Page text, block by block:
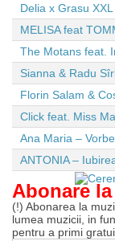
Delia x Grasu
MELISA feat
The Motans feat.
Sianna & Radu
Florin Salam &
Click feat. Miss
Ana Maria –
ANTONIA –
Abonare
(!) Abonarea la
lumea muzicii, in
pentru a primi